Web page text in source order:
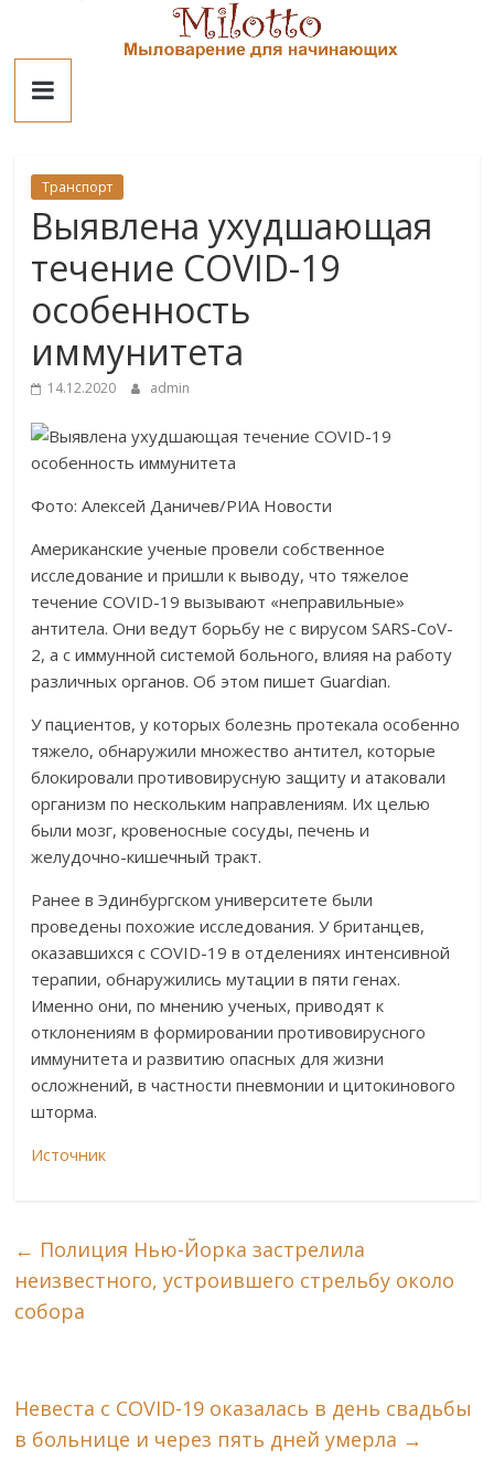
contentМилотто
Транспорт
Выявлена ухудшающая
течение COVID-19
особенность
иммунитета
14.12.2020 admin
Фото: Алексей Даничев/РИА Новости
Американские ученые провели собственное
исследование и пришли к выводу, что тяжелое
течение COVID-19 вызывают «неправильные»
антитела. Они ведут борьбу не с вирусом SARS-CoV-
2, а с иммунной системой больного, влияя на работу
различных органов. Об этом пишет Guardian.
У пациентов, у которых болезнь протекала особенно
тяжело, обнаружили множество антител, которые
блокировали противовирусную защиту и атаковали
организм по нескольким направлениям. Их целью
были мозг, кровеносные сосуды, печень и
желудочно-кишечный тракт.
Ранее в Эдинбургском университете были
проведены похожие исследования. У британцев,
оказавшихся с COVID-19 в отделениях интенсивной
терапии, обнаружились мутации в пяти генах.
Именно они, по мнению ученых, приводят к
отклонениям в формировании противовирусного
иммунитета и развитию опасных для жизни
осложнений, в частности пневмонии и цитокинового
шторма.
Источник
← Полиция Нью-Йорка застрелила
неизвестного, устроившего стрельбу около
собора
Невеста с COVID-19 оказалась в день свадьбы
в больнице и через пять дней умерла →